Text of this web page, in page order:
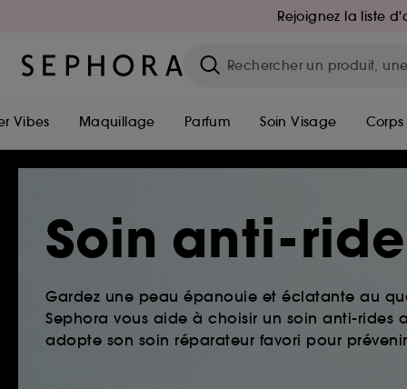
Rejoignez la liste
Vibes Maquillage Parfum Soin Visage Corps
Soin anti-
Gardez une peau épanouie et éclatante au
Sephora vous aide à choisir un soin anti-rides
adopte son soin réparateur favori pour